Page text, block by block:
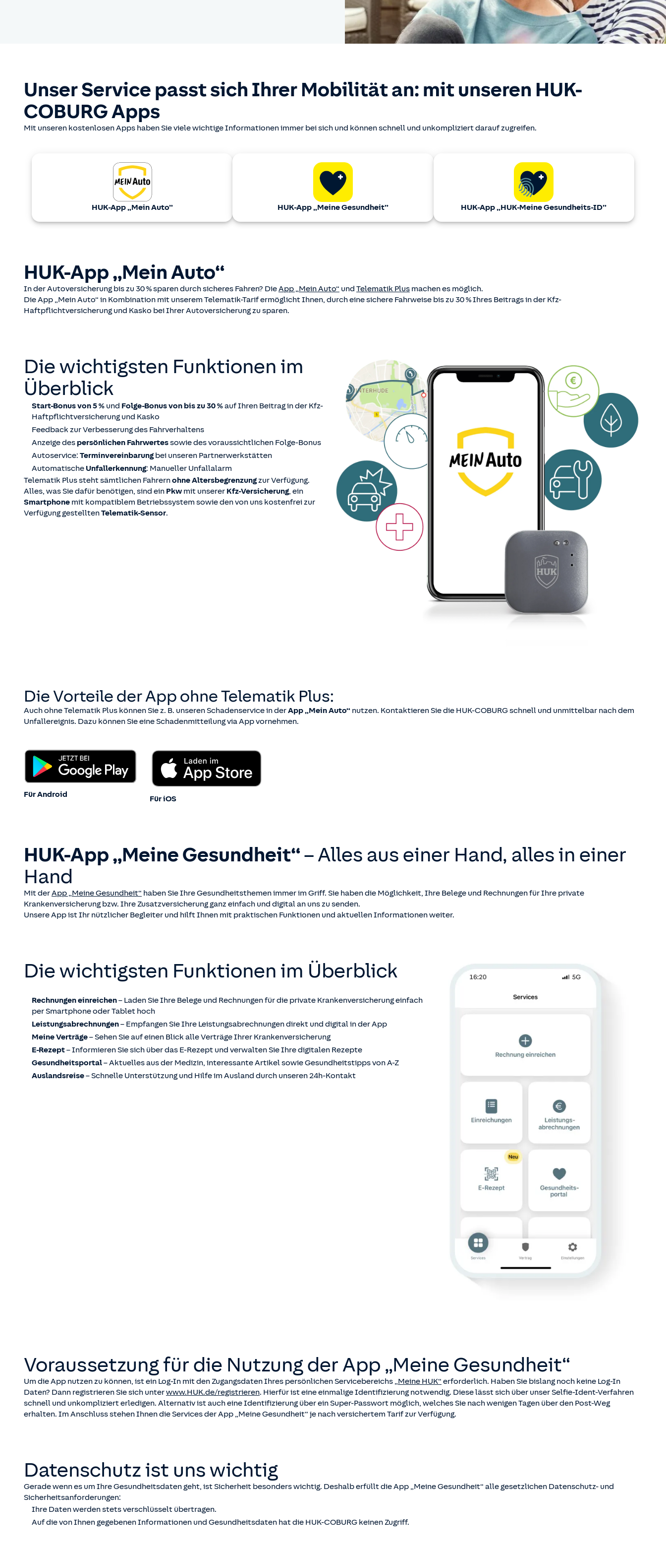
Unser Service passt sich Ihrer Mobilität an: mit unseren HUK-
COBURG Apps
Mit unseren kostenlosen Apps haben Sie viele wichtige Informationen immer bei sich und können schnell und unkompliziert darauf zugreifen.
HUK-App „Mein Auto” HUK-App „Meine Gesundheit” HUK-App „HUK-Meine Gesundheits-ID”
HUK-App „Mein Auto“
In der Autoversicherung bis zu 30 % sparen durch sicheres Fahren? DieApp „Mein Auto“ und Telematik Plus machen es möglich.
Die App „Mein Auto“ in Kombination mit unserem Telematik-Tarif ermöglicht Ihnen, durch eine sichere Fahrweise bis zu 30 % Ihres Beitrags in der Kfz-
Haftpflichtversicherung und Kasko bei Ihrer Autoversicherung zu sparen.
Die wichtigsten Funktionen im
Überblick
Start-Bonus von 5 % und Folge-Bonus von bis zu 30 %auf Ihren Beitrag in der Kfz-
Haftpflichtversicherung und Kasko
Feedback zur Verbesserung des Fahrverhaltens
Anzeige des persönlichen Fahrwertessowie des voraussichtlichen Folge-Bonus
Autoservice: Terminvereinbarungbei unseren Partnerwerkstätten
Automatische Unfallerkennung: Manueller Unfallalarm
Telematik Plus steht sämtlichen Fahrernohne Altersbegrenzungzur Verfügung.
Alles, was Sie dafür benötigen, sind ein Pkw mit unserer Kfz-Versicherung, ein
Smartphone mit kompatiblem Betriebssystem sowie den von uns kostenfrei zur
Verfügung gestelltenTelematik-Sensor.
Die Vorteile der App ohne Telematik Plus:
Auch ohne Telematik Plus können Sie z. B. unseren Schadenservice in derApp „Mein Auto“ nutzen. Kontaktieren Sie die HUK-COBURG schnell und unmittelbar nach dem
Unfallereignis. Dazu können Sie eine Schadenmitteilung via App vornehmen.
Für Android
Für iOS
HUK-App „Meine Gesundheit“– Alles aus einer Hand, alles in einer
Hand
Mit derApp „Meine Gesundheit“ haben Sie Ihre Gesundheitsthemen immer im Griff. Sie haben die Möglichkeit, Ihre Belege und Rechnungen für Ihre private
Krankenversicherung bzw. Ihre Zusatzversicherung ganz einfach und digital an uns zu senden.
Unsere App ist Ihr nützlicher Begleiter und hilft Ihnen mit praktischen Funktionen und aktuellen Informationen weiter.
Die wichtigsten Funktionen im Überblick
Rechnungen einreichen– Laden Sie Ihre Belege und Rechnungen für die private Krankenversicherung einfach
per Smartphone oder Tablet hoch
Leistungsabrechnungen– Empfangen Sie Ihre Leistungsabrechnungen direkt und digital in der App
Meine Verträge– Sehen Sie auf einen Blick alle Verträge Ihrer Krankenversicherung
E-Rezept– Informieren Sie sich über das E-Rezept und verwalten Sie Ihre digitalen Rezepte
Gesundheitsportal– Aktuelles aus der Medizin, interessante Artikel sowie Gesundheitstipps von A-Z
Auslandsreise– Schnelle Unterstützung und Hilfe im Ausland durch unseren 24h-Kontakt
Voraussetzung für die Nutzung der App „Meine Gesundheit“
Um die App nutzen zu können, ist ein Log-In mit den Zugangsdaten Ihres persönlichen Servicebereichs „Meine HUK“ erforderlich. Haben Sie bislang noch keine Log-In
Daten? Dann registrieren Sie sich unterwww.HUK.de/registrieren. Hierfür ist eine einmalige Identifizierung notwendig. Diese lässt sich über unser Selfie-Ident-Verfahren
schnell und unkompliziert erledigen. Alternativ ist auch eine Identifizierung über ein Super-Passwort möglich, welches Sie nach wenigen Tagen über den Post-Weg
erhalten. Im Anschluss stehen Ihnen die Services der App „Meine Gesundheit“ je nach versichertem Tarif zur Verfügung.
Datenschutz ist uns wichtig
Gerade wenn es um Ihre Gesundheitsdaten geht, ist Sicherheit besonders wichtig. Deshalb erfüllt die App „Meine Gesundheit“ alle gesetzlichen Datenschutz- und
Sicherheitsanforderungen:
Ihre Daten werden stets verschlüsselt übertragen.
Auf die von Ihnen gegebenen Informationen und Gesundheitsdaten hat die HUK-COBURG keinen Zugriff.